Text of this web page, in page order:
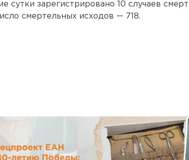
сутки зарегистрировано 10 случаев
смертельных исходов — 718.